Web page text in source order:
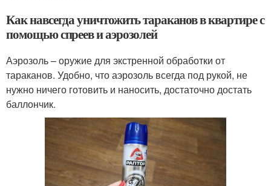
Как навсегда уничтожить тараканов в квартире с
помощью спреев и аэрозолей
Аэрозоль – оружие для экстренной обработки от
тараканов. Удобно, что аэрозоль всегда под рукой, не
нужно ничего готовить и наносить, достаточно достать
баллончик.